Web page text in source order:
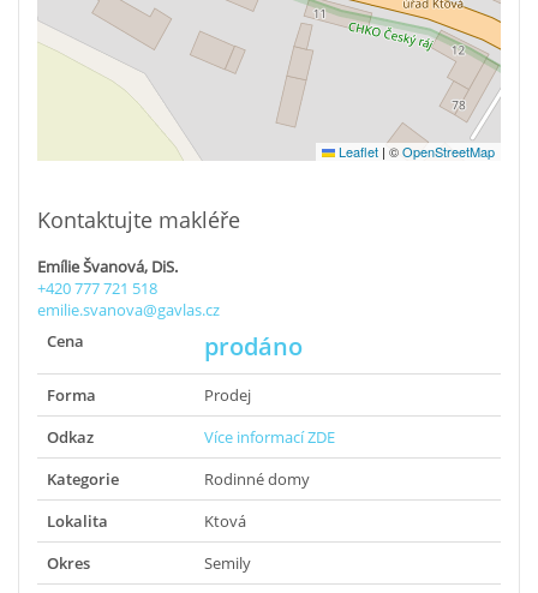
Leaflet | ©OpenStreetMap
Kontaktujte makléře
Emílie Švanová, DiS.
+420 777 721 518
emilie.svanova@gavlas.cz
Cena
prodáno
Forma
Prodej
Odkaz
Více informací ZDE
Kategorie
Rodinné domy
Lokalita
Ktová
Okres
Semily